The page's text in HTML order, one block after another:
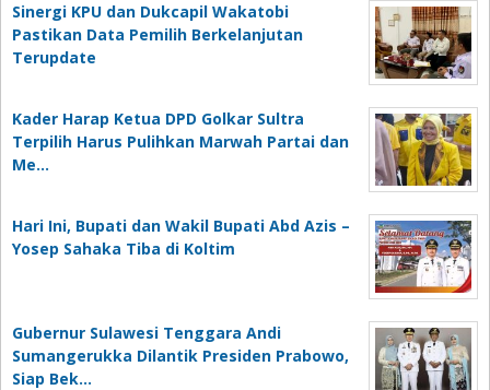
Sinergi KPU dan Dukcapil Wakatobi
Pastikan Data Pemilih Berkelanjutan
Terupdate
Kader Harap Ketua DPD Golkar Sultra
Terpilih Harus Pulihkan Marwah Partai dan
Me…
Hari Ini, Bupati dan Wakil Bupati Abd Azis –
Yosep Sahaka Tiba di Koltim
Gubernur Sulawesi Tenggara Andi
Sumangerukka Dilantik Presiden Prabowo,
Siap Bek…